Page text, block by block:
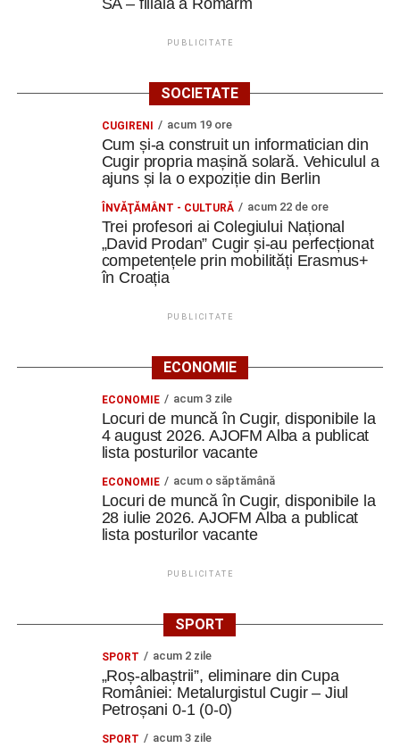
SA – filială a Romarm
PUBLICITATE
SOCIETATE
CUGIRENI acum 19 ore
Cum și-a construit un informatician din
Cugir propria mașină solară. Vehiculul a
ajuns și la o expoziție din Berlin
ÎNVĂŢĂMÂNT - CULTURĂ acum 22 de ore
Trei profesori ai Colegiului Național
„David Prodan” Cugir și-au perfecționat
competențele prin mobilități Erasmus+
în Croația
PUBLICITATE
ECONOMIE
ECONOMIE acum 3 zile
Locuri de muncă în Cugir, disponibile la
4 august 2026. AJOFM Alba a publicat
lista posturilor vacante
ECONOMIE acum o săptămână
Locuri de muncă în Cugir, disponibile la
28 iulie 2026. AJOFM Alba a publicat
lista posturilor vacante
PUBLICITATE
SPORT
SPORT acum 2 zile
„Roș-albaștrii”, eliminare din Cupa
României: Metalurgistul Cugir – Jiul
Petroșani 0-1 (0-0)
SPORT acum 3 zile